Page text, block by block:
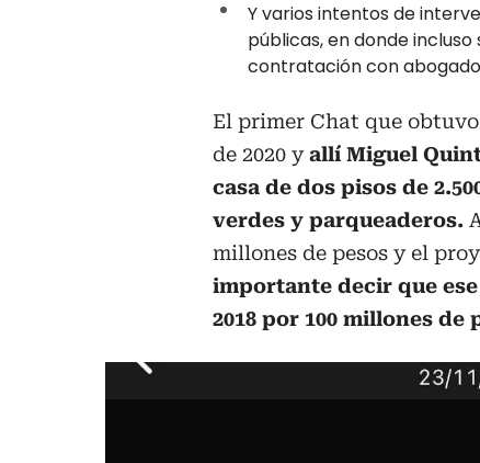
Y varios intentos de
públicas, en donde
contratación con
El primer Chat que
de 2020 yallí Miguel
casa de dos pisos de
verdes y parqueaderos.
millones de pesos y el
importante decir que
2018 por 100 millones de